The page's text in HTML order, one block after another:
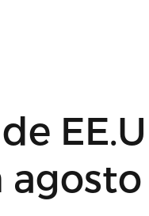
agosto